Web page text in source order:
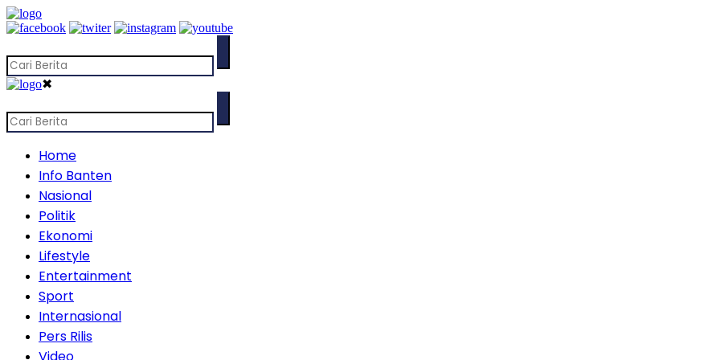
✖
Home
Info Banten
Nasional
Politik
Ekonomi
Lifestyle
Entertainment
Sport
Internasional
Pers Rilis